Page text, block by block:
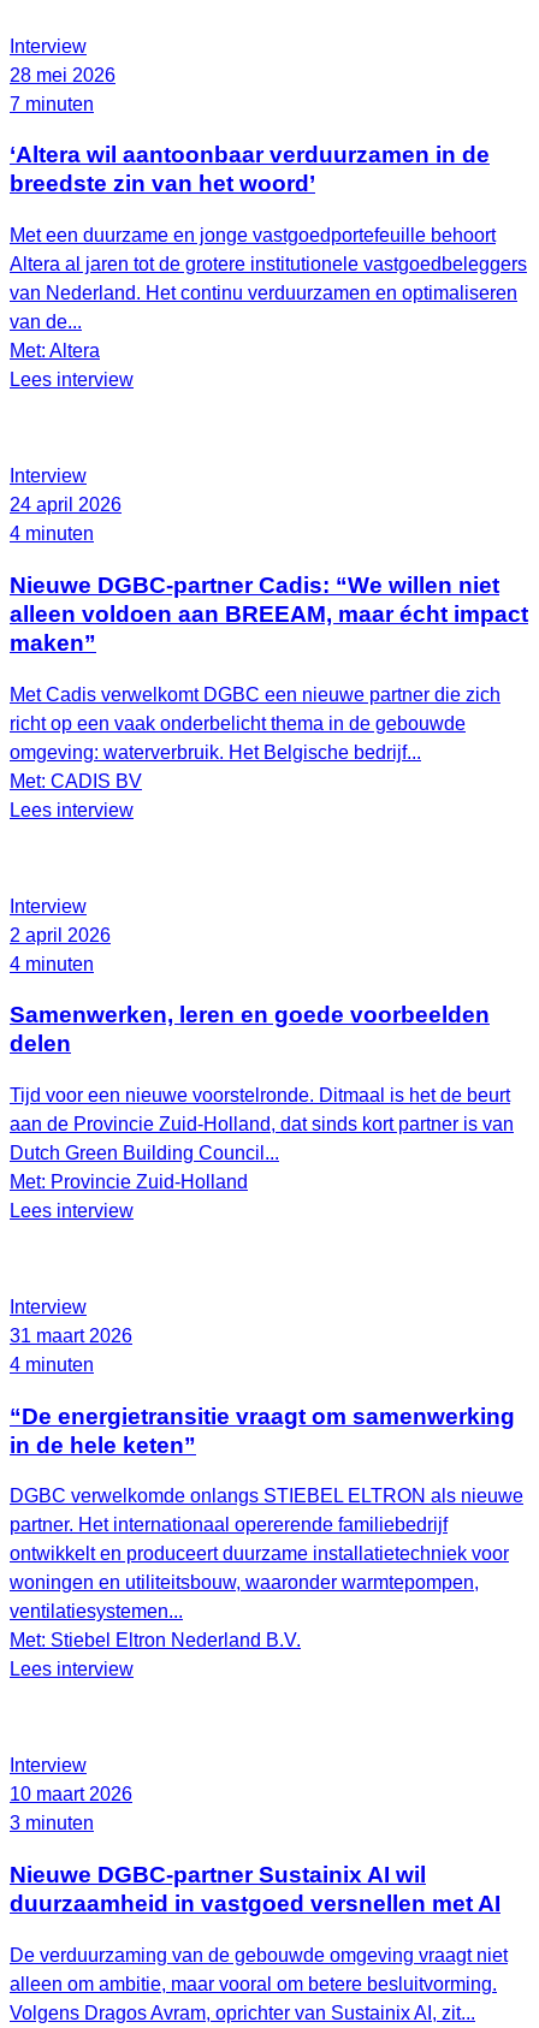
Interview
28 mei 2026
7 minuten
‘Altera wil aantoonbaar verduurzamen in de
breedste zin van het woord’
Met een duurzame en jonge vastgoedportefeuille behoort
Altera al jaren tot de grotere institutionele vastgoedbeleggers
van Nederland. Het continu verduurzamen en optimaliseren
van de...
Met: Altera
Lees interview
Interview
24 april 2026
4 minuten
Nieuwe DGBC-partner Cadis: “We willen niet
alleen voldoen aan BREEAM, maar écht impact
maken”
Met Cadis verwelkomt DGBC een nieuwe partner die zich
richt op een vaak onderbelicht thema in de gebouwde
omgeving: waterverbruik. Het Belgische bedrijf...
Met: CADIS BV
Lees interview
Interview
2 april 2026
4 minuten
Samenwerken, leren en goede voorbeelden
delen
Tijd voor een nieuwe voorstelronde. Ditmaal is het de beurt
aan de Provincie Zuid-Holland, dat sinds kort partner is van
Dutch Green Building Council...
Met: Provincie Zuid-Holland
Lees interview
Interview
31 maart 2026
4 minuten
“De energietransitie vraagt om samenwerking
in de hele keten”
DGBC verwelkomde onlangs STIEBEL ELTRON als nieuwe
partner. Het internationaal opererende familiebedrijf
ontwikkelt en produceert duurzame installatietechniek voor
woningen en utiliteitsbouw, waaronder warmtepompen,
ventilatiesystemen...
Met: Stiebel Eltron Nederland B.V.
Lees interview
Interview
10 maart 2026
3 minuten
Nieuwe DGBC-partner Sustainix AI wil
duurzaamheid in vastgoed versnellen met AI
De verduurzaming van de gebouwde omgeving vraagt niet
alleen om ambitie, maar vooral om betere besluitvorming.
Volgens Dragos Avram, oprichter van Sustainix AI, zit...